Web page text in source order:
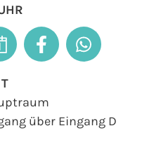
über Eingang D